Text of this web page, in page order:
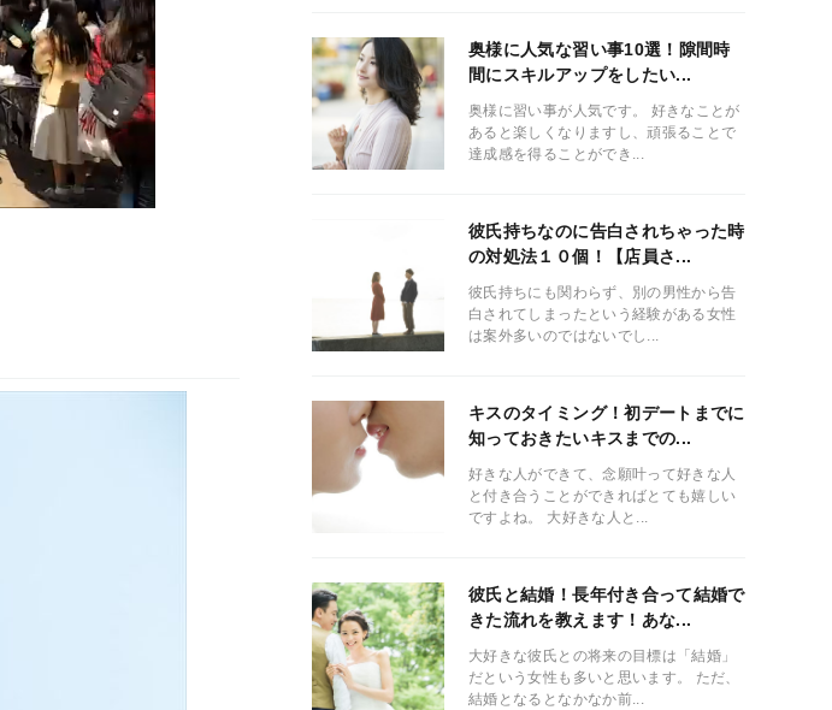
奥様に人気な習い事10選！隙間時
間にスキルアップをしたい...
奥様に習い事が人気です。 好きなことが
あると楽しくなりますし、頑張ることで
達成感を得ることができ...
彼氏持ちなのに告白されちゃった時
の対処法１０個！【店員さ...
彼氏持ちにも関わらず、別の男性から告
白されてしまったという経験がある女性
は案外多いのではないでし...
キスのタイミング！初デートまでに
知っておきたいキスまでの...
好きな人ができて、念願叶って好きな人
と付き合うことができればとても嬉しい
ですよね。 大好きな人と...
彼氏と結婚！長年付き合って結婚で
きた流れを教えます！あな...
大好きな彼氏との将来の目標は「結婚」
だという女性も多いと思います。 ただ、
結婚となるとなかなか前...